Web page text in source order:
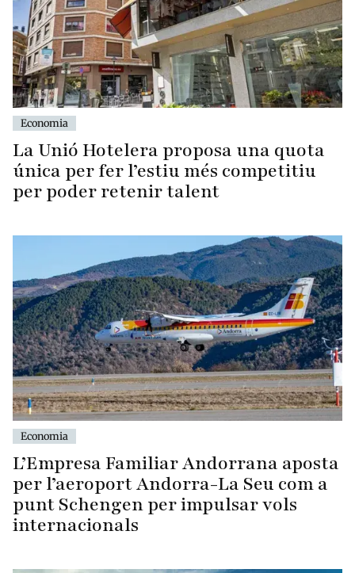
Economia
La Unió Hotelera proposa una quota
única per fer l’estiu més competitiu
per poder retenir talent
Economia
L’Empresa Familiar Andorrana aposta
per l’aeroport Andorra-La Seu com a
punt Schengen per impulsar vols
internacionals